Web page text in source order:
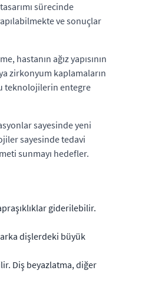
sürecinde
ve sonuçlar
hastanın ağız yapısının
zirkonyum kaplamaların
teknolojilerin entegre
sayesinde yeni
sayesinde tedavi
sunmayı hedefler.
giderilebilir.
arka dişlerdeki büyük
Diş beyazlatma, diğer